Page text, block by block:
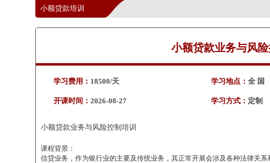
小额贷款培训
小额贷款业务与风险
学习费用： 18500/天
开课时间： 2026-08-27
学习地点：全 国
学习方式： 定制
小额贷款业务与风险控制培训
课程背景：
信贷业务，作为银行业的主要及传统业务，其正常开展会涉及各种法律关